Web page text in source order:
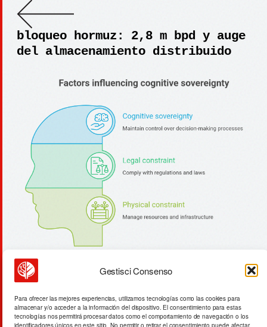
Gestisci Consenso
Para ofrecer las mejores experiencias, utilizamos tecnologías como las cookies para
almacenar y/o acceder a la información del dispositivo. El consentimiento para estas
tecnologías nos permitirá procesar datos como el comportamiento de navegación o los
identificadores únicos en este sitio. No permitir o retirar el consentimiento puede afectar
bloqueo hormuz: 2,8 m bpd y auge
del almacenamiento distribuido
15 chaquetas brooklyn: ritual de
identidad y manifactura